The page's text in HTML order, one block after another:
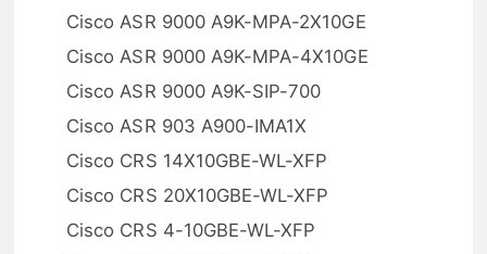
Cisco ASR 9000 A9K-MPA-2X10GE
Cisco ASR 9000 A9K-MPA-4X10GE
Cisco ASR 9000 A9K-SIP-700
Cisco ASR 903 A900-IMA1X
Cisco CRS 14X10GBE-WL-XFP
Cisco CRS 20X10GBE-WL-XFP
Cisco CRS 4-10GBE-WL-XFP